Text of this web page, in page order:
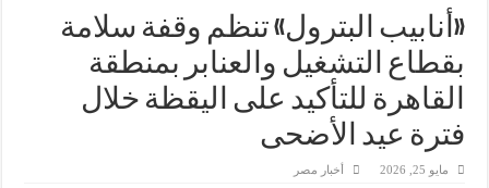
جنوب الوادي القابضة للبترول» تنظم لقاءً توعويًا حول إدارة الأزمات ورفع كفاءة
من ذاكرة البترول فكرة متميزة ترصد تاريخ القطاع
أكبا تبدأ تصدير 60 ألف طن من زيوت المحركات البحرية للأسواق الخارجية
سيدبك تؤكد ريادتها في جودة الخامات باعتماد عالمي جديد
وزير البترول والثروة المعدنية يبحث مع إكسون موبيل العالمية آليات تنفيذ
«أنابيب البترول» تنظم وقفة سلامة
بقطاع التشغيل والعنابر بمنطقة
القاهرة للتأكيد على اليقظة خلال
فترة عيد الأضحى
مايو 25, 2026 أخبار مصر